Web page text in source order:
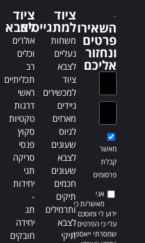
t
i
v
e
השאירו
פרטים
ונחזור
אליכם
מאשר
קבלת
פרסומים
אני
מאשר/ת כי
ידוע לי ומוסכם
עלי כי הפרטים
שמסרתי ייאספו,
ציוד
למתגייסים
משחות
נעליים
לצבא
ציוד
למכשירים
ניידים
מארזים
לגיוס
שעונים
לצבא
שעונים
חכמים
תיקים
ותרמילים
לצבא
תיקי
ציוד
לצבא
אולרים
וכלים
רב
תכליתיים
ראשי
דרגות
טקטיות
סקוץ
פנסי
סריקה
תגי
יחידות
-
תג
יחידה
חובקים